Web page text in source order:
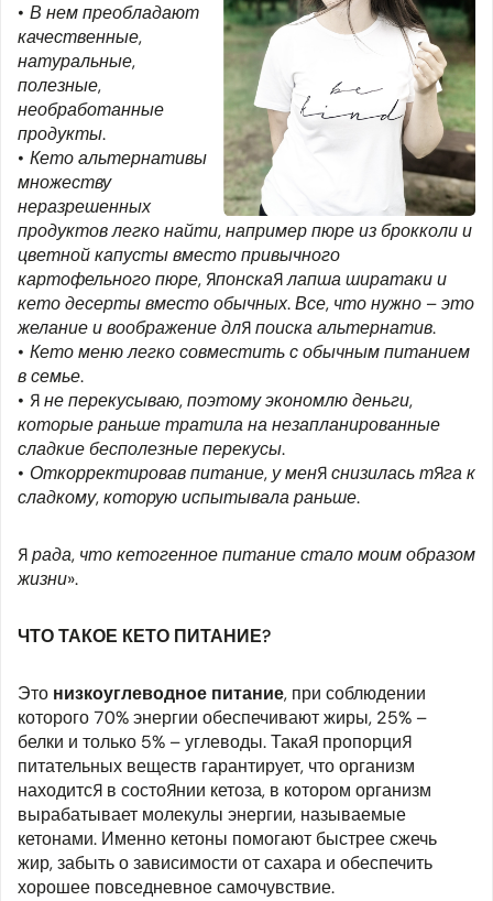
В нем преобладают
качественные,
натуральные,
полезные,
необработанные
продукты.
Кето альтернативы
множеству
неразрешенных
продуктов легко найти, например пюре из брокколи и
цветной капусты вместо привычного
картофельного пюре, японская лапша ширатаки и
кето десерты вместо обычных. Все, что нужно – это
желание и воображение для поиска альтернатив.
Кето меню легко совместить с обычным питанием
в семье.
Я не перекусываю, поэтому экономлю деньги,
которые раньше тратила на незапланированные
сладкие бесполезные перекусы.
Откорректировав питание, у меня снизилась тяга к
сладкому, которую испытывала раньше.
Я рада, что кетогенное питание стало моим образом
жизни».
ЧТО ТАКОЕ КЕТО ПИТАНИЕ?
Это низкоуглеводное питание, при соблюдении
которого 70% энергии обеспечивают жиры, 25% –
белки и только 5% – углеводы. Такая пропорция
питательных веществ гарантирует, что организм
находится в состоянии кетоза, в котором организм
вырабатывает молекулы энергии, называемые
кетонами. Именно кетоны помогают быстрее сжечь
жир, забыть о зависимости от сахара и обеспечить
хорошее повседневное самочувствие.